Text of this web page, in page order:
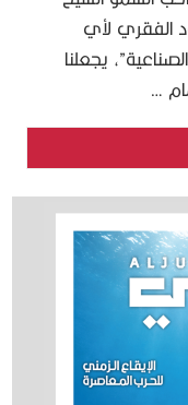
الفقري لأي
يجعلنا
…